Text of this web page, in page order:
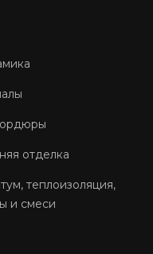
отделка
теплоизоляция,
и смеси